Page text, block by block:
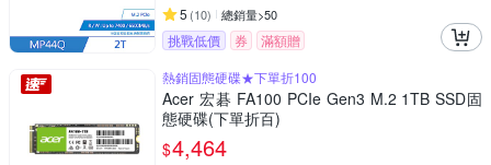
5 (10) 總銷量>50
挑戰低價 券
滿額贈
熱銷固態硬碟★下單折100
Acer 宏碁 FA100 PCIe Gen3 M.2 1TB SSD固
態硬碟(下單折百)
$4,464